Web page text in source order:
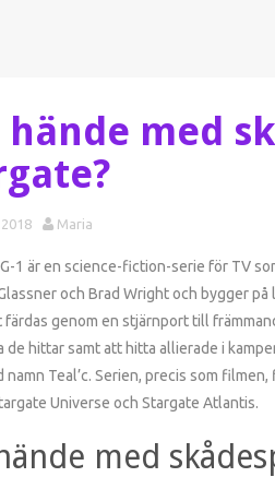
hände med
Maria
1 är en science-fiction-serie för TV
och Brad Wright och bygger
färdas genom en stjärnport till
de hittar samt att hitta allierade i
namn Teal’c. Serien, precis som
Universe och Stargate Atlantis.
med